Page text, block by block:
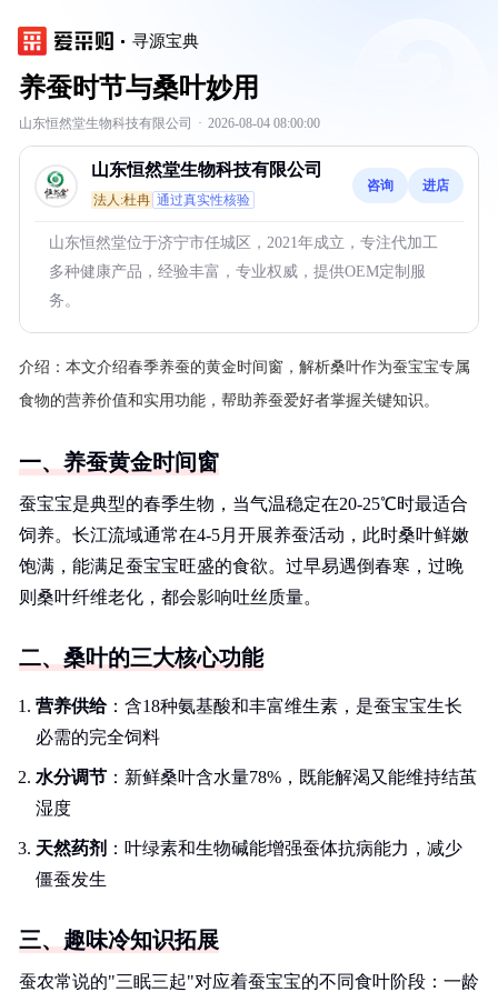
寻源宝典
养蚕时节与桑叶妙用
山东恒然堂生物科技有限公司 · 2026-08-04 08:00:00
山东恒然堂生物科技有限公司
法人:杜冉 通过真实性核验
咨询 进店
山东恒然堂位于济宁市任城区，2021年成立，专注代加工
多种健康产品，经验丰富，专业权威，提供OEM定制服
务。
介绍： 本文介绍春季养蚕的黄金时间窗，解析桑叶作为蚕宝宝专属
食物的营养价值和实用功能，帮助养蚕爱好者掌握关键知识。
一、养蚕黄金时间窗
蚕宝宝是典型的春季生物，当气温稳定在20-25℃时最适合
饲养。长江流域通常在4-5月开展养蚕活动，此时桑叶鲜嫩
饱满，能满足蚕宝宝旺盛的食欲。过早易遇倒春寒，过晚
则桑叶纤维老化，都会影响吐丝质量。
二、桑叶的三大核心功能
营养供给：含18种氨基酸和丰富维生素，是蚕宝宝生长
必需的完全饲料
水分调节 ：新鲜桑叶含水量78%，既能解渴又能维持结茧
湿度
天然药剂 ：叶绿素和生物碱能增强蚕体抗病能力，减少
僵蚕发生
三、趣味冷知识拓展
蚕农常说的"三眠三起"对应着蚕宝宝的不同食叶阶段：一龄